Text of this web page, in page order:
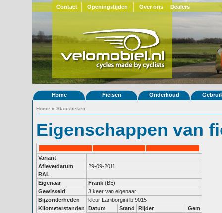
Contact Openingstijden Over ons Dealers
Home Fietsen Onderhoud
Home » Statistieken
Eigenschappen van
Variant
Afleverdatum
29-09-2011
RAL
Eigenaar
Frank (BE)
Gewisseld
3 keer van eigenaar
Bijzonderheden
kleur Lamborgini lb 9015
Kilometerstanden
Datum Stand Rijder
Gem